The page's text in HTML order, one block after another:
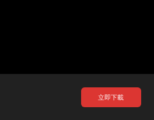
立即下載